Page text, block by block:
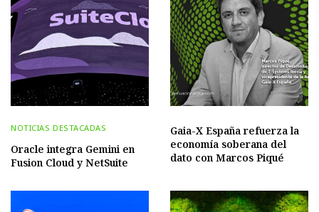
NOTICIAS DESTACADAS
Oracle integra Gemini en
Fusion Cloud y NetSuite
Gaia-X España refuerza la
economía soberana del
dato con Marcos Piqué